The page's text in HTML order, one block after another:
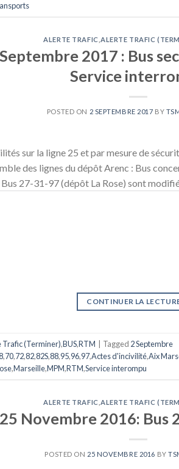
ALERTE TRAFIC ,ALERTE TRAFIC
2017 : Bus
Service
POSTED ON 2 SEPTEMBRE 2017 BY
sur la ligne 25 et par mesure de
des lignes du dépôt Arenc : Bus
Bus 27-31-97 (dépôt La Rose) sont
CONTINUER LA
Trafic (Terminer),BUS,RTM Tagged 2 Septembre
,70,72,82,82S,88,95,96,97,Actes d'incivilité,Aix
,Marseille,MPM,RTM,Service interompu
ALERTE TRAFIC ALERTE TRAFIC
Novembre 2016: Bus
POSTED ON 25 NOVEMBRE 2016 BY